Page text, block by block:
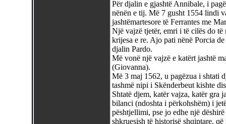
Për djalin e gjashtë Annibale, i
nënën e tij. Më 7 gusht 1554 lindi
jashtëmartesore të Ferrantes me
Një vajzë tjetër, emri i të cilës do
krijesa e re. Ajo pati nënë Porcia
djalin Pardo.
Më vonë një vajzë e katërt jashtë
(Giovanna).
Më 3 maj 1562, u pagëzua i shtati
tashmë nipi i Skënderbeut kishte
Shtatë djem, katër vajza, katër gra
bilanci (ndoshta i përkohshëm) i
pështjellimi, pse jo edhe një
shkruesish të historisë shqiptare,